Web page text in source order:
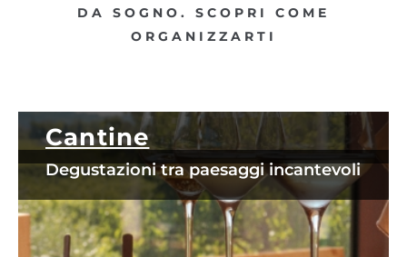
DA SOGNO. SCOPRI COME
ORGANIZZARTI
Cantine
Degustazioni tra paesaggi incantevoli